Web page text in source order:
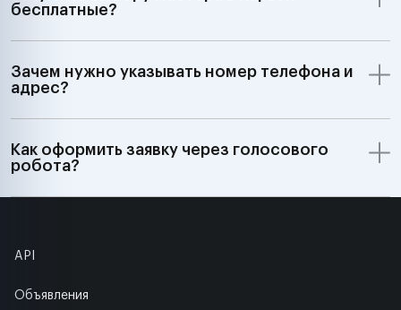
бесплатные?
Зачем нужно указывать номер телефона и
адрес?
Как оформить заявку через голосового
робота?
API
Объявления